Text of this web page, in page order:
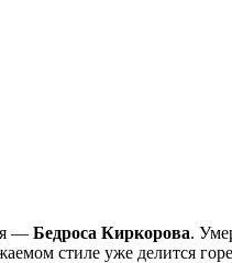
— Бедроса Киркорова.
стиле уже делится